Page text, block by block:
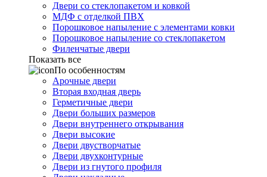
Двери со стеклопакетом и ковкой
МДФ с отделкой ПВХ
Порошковое напыление с элементами ковки
Порошковое напыление со стеклопакетом
Филенчатые двери
Показать все
По особенностям
Арочные двери
Вторая входная дверь
Герметичные двери
Двери больших размеров
Двери внутреннего открывания
Двери высокие
Двери двустворчатые
Двери двухконтурные
Двери из гнутого профиля